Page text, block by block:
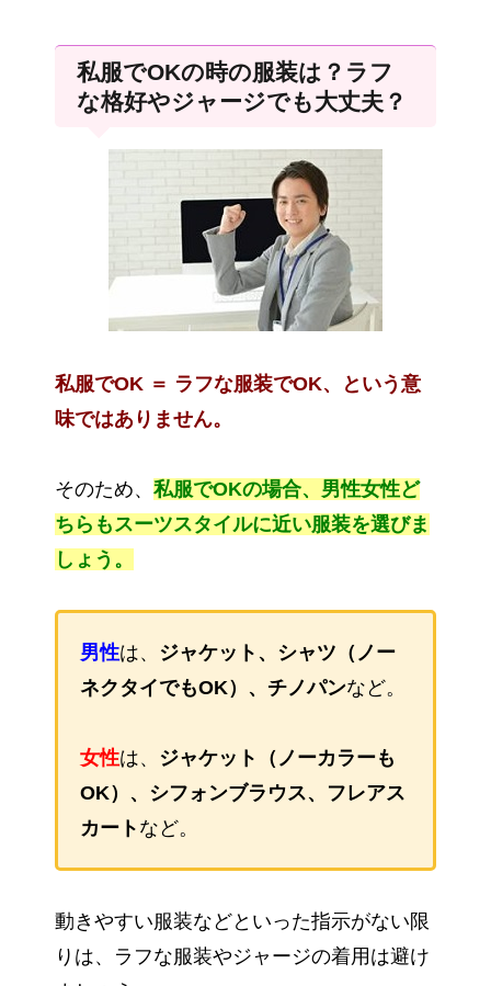
私服でOKの時の服装は？ラフ
な格好やジャージでも大丈夫？
私服でOK ＝ ラフな服装でOK、という意
味ではありません。
そのため、 私服でOKの場合、男性女性ど
ちらもスーツスタイルに近い服装を選びま
しょう。
男性は、 ジャケット、シャツ（ノー
ネクタイでもOK）、チノパンなど。
女性は、 ジャケット（ノーカラーも
OK）、シフォンブラウス、フレアス
カート など。
動きやすい服装などといった指示がない限
りは、ラフな服装やジャージの着用は避け